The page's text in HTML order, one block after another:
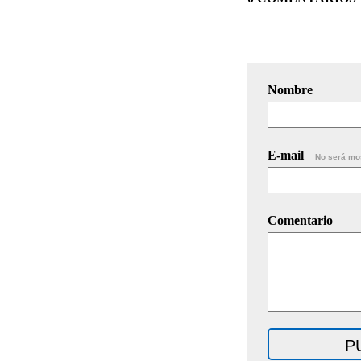
Nombre
E-mail No será
Comentario